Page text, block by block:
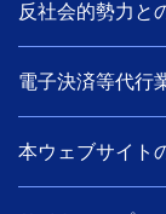
反社会的勢力と
電子決済等代行
本ウェブサイト